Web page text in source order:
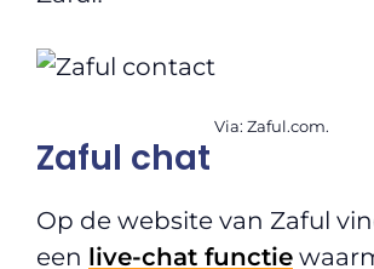
Via: Zaful.com.
Zaful chat
Op de website van Zaful
een live-chat functie